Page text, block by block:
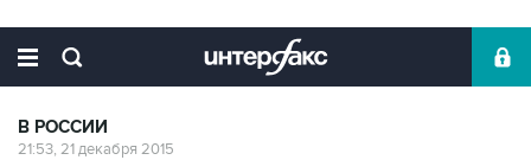
В РОССИИ
21:53, 21 декабря 2015